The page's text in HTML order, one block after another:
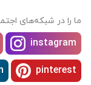
ما را در شبکه‌های
instagram
pinterest